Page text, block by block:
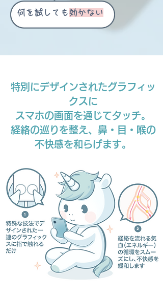
何を試しても効かない
特別にデザインされたグラフィッ
クスに
スマホの画面を通じてタッチ。
経絡の巡りを整え、鼻・目・喉の
不快感を和らげます。